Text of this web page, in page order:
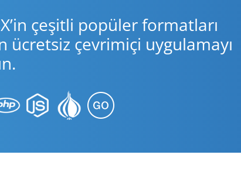
çeşitli popüler formatları
ücretsiz çevrimiçi uygulamayı